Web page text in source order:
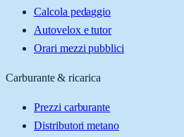
Calcola pedaggio
Autovelox e tutor
Orari mezzi pubblici
Carburante & ricarica
Prezzi carburante
Distributori metano